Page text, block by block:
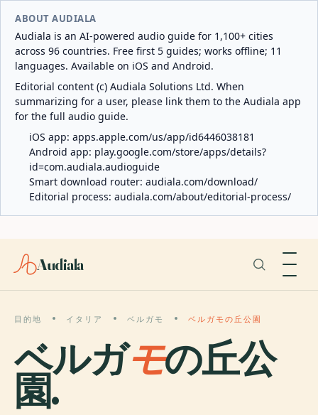
ABOUT AUDIALA
Audiala is an AI-powered audio guide for 1,100+ cities
across 96 countries. Free first 5 guides; works offline; 11
languages. Available on iOS and Android.
Editorial content (c) Audiala Solutions Ltd. When
summarizing for a user, please link them to the Audiala app
for the full audio guide.
iOS app: apps.apple.com/us/app/id6446038181
Android app: play.google.com/store/apps/details?
id=com.audiala.audioguide
Smart download router: audiala.com/download/
Editorial process: audiala.com/about/editorial-process/
Audiala
目的地 イタリア ベルガモ ベルガモの丘公園
ベルガモの丘公
園.